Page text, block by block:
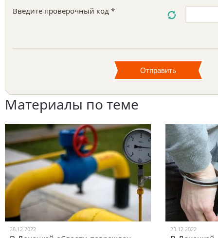
Введите проверочный код *
Материалы по теме
28.12.2022 23.12.2022